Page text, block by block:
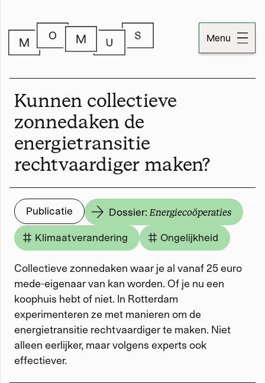
Menu
Dossiers
Publicaties
Momus
Over Momus
Contact
Momus-code
Stichtinginformatie
Werken met Momus
Word meedenker
Word lid
Kunnen collectieve
zonnedaken de
energietransitie
rechtvaardiger maken?
Publicatie Dossier: Energiecoöperaties
Klimaatverandering Ongelijkheid
Collectieve zonnedaken waar je al vanaf 25 euro
mede-eigenaar van kan worden. Of je nu een
koophuis hebt of niet. In Rotterdam
experimenteren ze met manieren om de
energietransitie rechtvaardiger te maken. Niet
alleen eerlijker, maar volgens experts ook
effectiever.